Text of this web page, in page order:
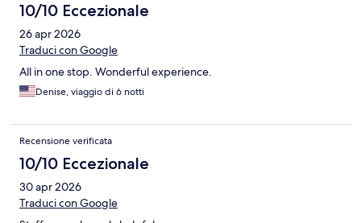
10/10 Eccezionale
26 apr 2026
Traduci con Google
All in one stop. Wonderful experience.
Denise, viaggio di 6 notti
Recensione verificata
10/10 Eccezionale
30 apr 2026
Traduci con Google